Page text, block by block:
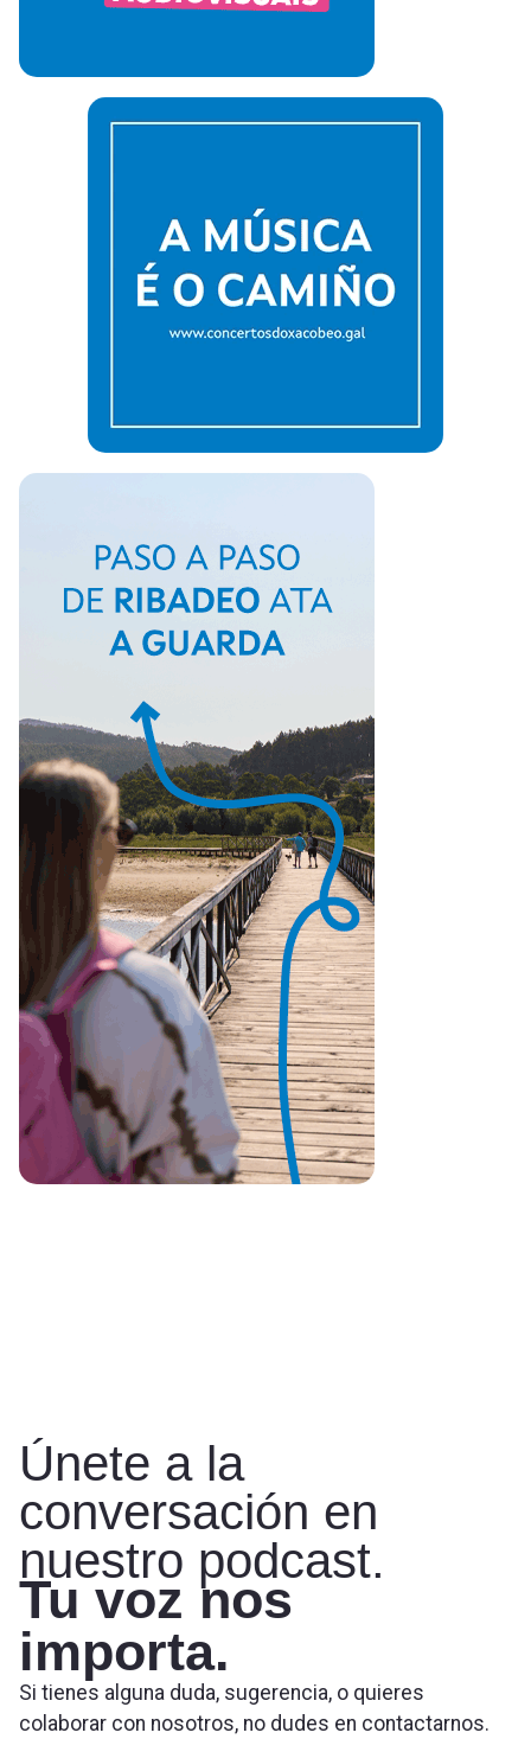
Únete a la
conversación en
nuestro podcast.
Tu voz nos
importa.
Si tienes alguna duda, sugerencia, o quieres
colaborar con nosotros, no dudes en contactarnos.